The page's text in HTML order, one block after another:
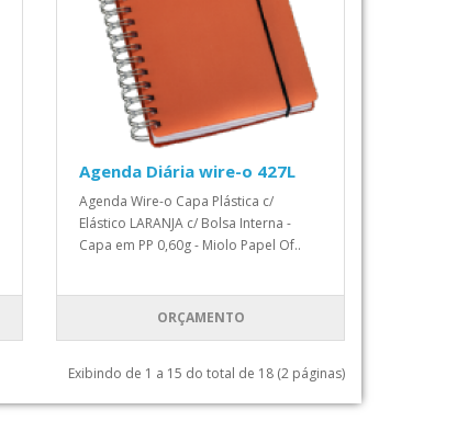
Agenda Diária wire-o 427L
Agenda Wire-o Capa Plástica c/
Elástico LARANJA c/ Bolsa Interna -
Capa em PP 0,60g - Miolo Papel Of..
ORÇAMENTO
Exibindo de 1 a 15 do total de 18 (2 páginas)